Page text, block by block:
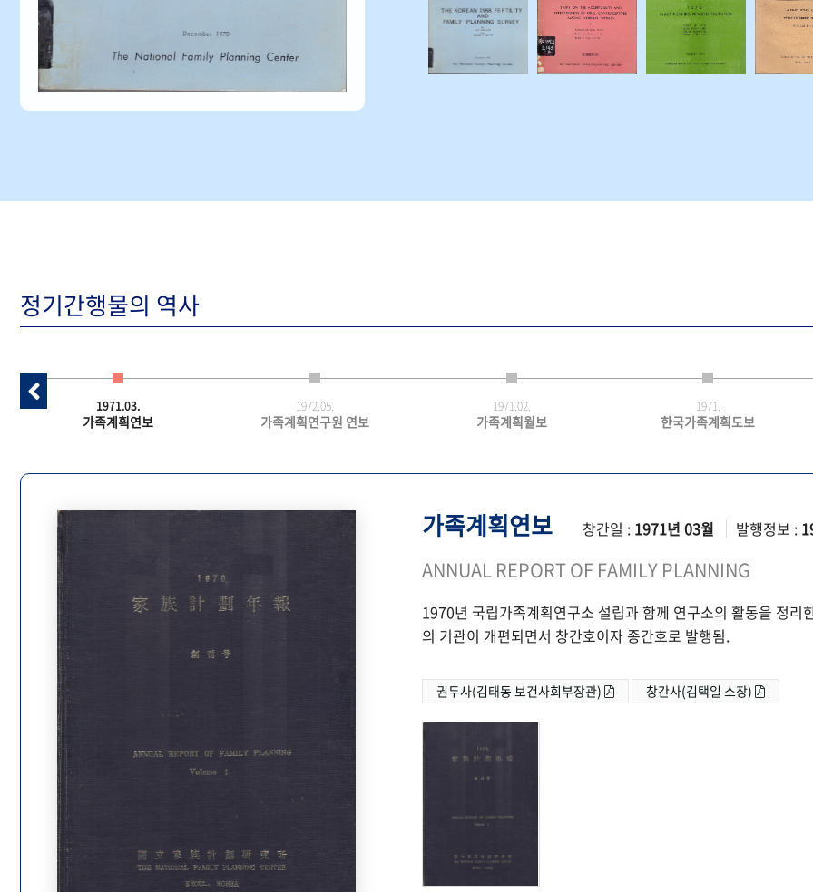
정기간행물의 역사
1971.03.
가족계획연보
1972.05.
가족계획연구원 연보
1971.02.
가족계획월보
1971.
한국가족계획도보
가족계획연보 창간일 : 1971년 03월 발행정보 :
ANNUAL REPORT OF FAMILY PLANNING
1970년 국립가족계획연구소 설립과 함께 연구소의 활동을 정
의 기관이 개편되면서 창간호이자 종간호로 발행됨.
권두사(김태동 보건사회부장관) 창간사(김택일 소장)